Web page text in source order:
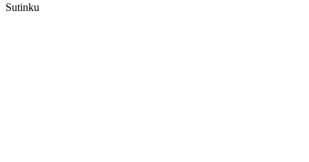
Sutinku